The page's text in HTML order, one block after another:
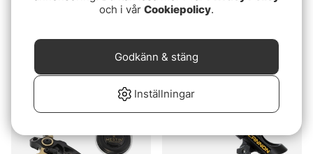
Halibut - 190cm, 6'2''
/40-60Lb/800g 1+1
och i vår Cookiepolicy.
Inställningar
Godkänn & stäng